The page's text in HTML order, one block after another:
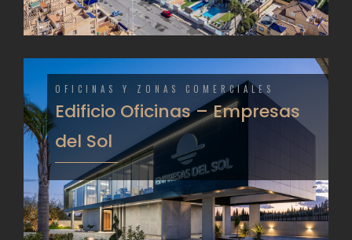
OFICINAS Y ZONAS COMERCIALES
Edificio Oficinas – Empresas
del Sol